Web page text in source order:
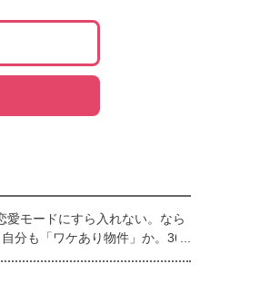
モードにすら入れない。なら
分も「ワケあり物件」か。36
、それとも…？夢を見たくて